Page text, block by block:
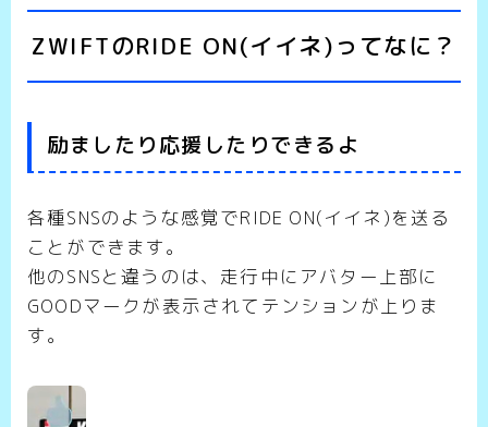
ZWIFTのRIDE ON(イイネ)ってなに？
励ましたり応援したりできるよ
各種SNSのような感覚でRIDE ON(イイネ)を送る
ことができます。
他のSNSと違うのは、走行中にアバター上部に
GOODマークが表示されてテンションが上りま
す。